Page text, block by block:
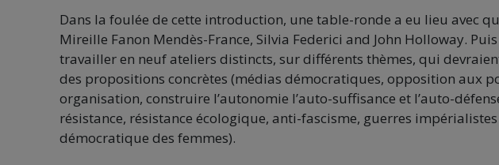
Dans la foulée de cette introduction, une table-ronde a eu lieu avec
Mireille Fanon Mendès-France, Silvia Federici and John Holloway.
travailler en neuf ateliers distincts, sur différents thèmes, qui
des propositions concrètes (médias démocratiques, opposition aux
organisation, construire l’autonomie l’auto-suffisance et l’auto-
résistance, résistance écologique, anti-fascisme, guerres
démocratique des femmes).